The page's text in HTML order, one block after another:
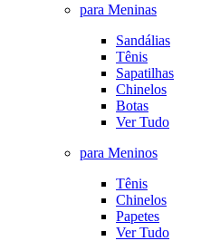
para Meninas
Sandálias
Tênis
Sapatilhas
Chinelos
Botas
Ver Tudo
para Meninos
Tênis
Chinelos
Papetes
Ver Tudo